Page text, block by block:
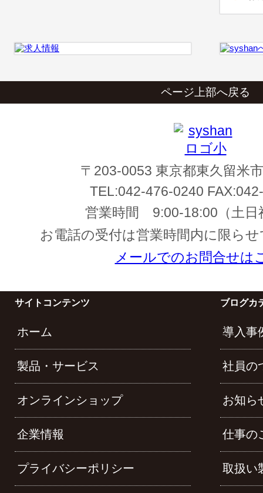
ページ上部へ戻る
〒203-0053 東京都東久留米
TEL:042-476-0240 FAX:
営業時間
9:00-18:00 （土
お電話の受付は営業時間内に限ら
メールでのお問合せは
サイトコンテンツ
ホーム
製品・サービス
オンラインショップ
企業情報
プライバシーポリシー
ブログカ
導入事
社員の
お知ら
仕事の
取扱い